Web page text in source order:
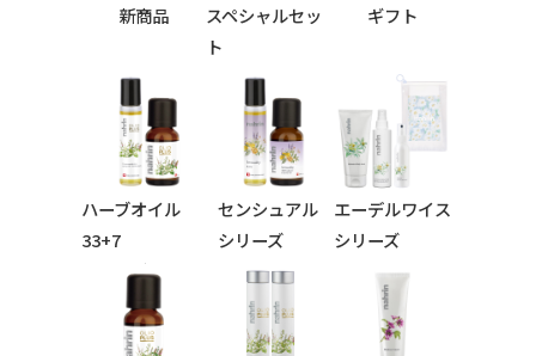
新商品
スペシャルセッ
ト
ギフト
ハーブオイル
33+7
シリーズ
センシュアル
シリーズ
エーデルワイス
シリーズ